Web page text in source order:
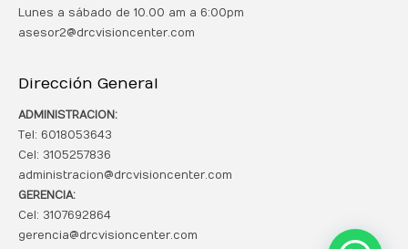
Lunes a sábado de 10.00 am a 6:00pm
asesor2@drcvisioncenter.com
Dirección General
ADMINISTRACION:
Tel: 6018053643
Cel: 3105257836
administracion@drcvisioncenter.com
GERENCIA:
Cel: 3107692864
gerencia@drcvisioncenter.com